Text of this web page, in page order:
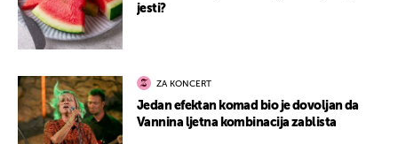
jesti?
ZA KONCERT
Jedan efektan komad bio je dovoljan da
Vannina ljetna kombinacija zablista